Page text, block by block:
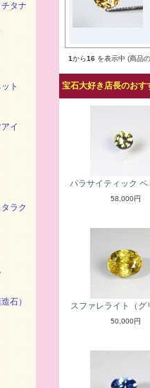
1から16 を表示中 (商品
宝石大好き店長のおす
パラサイティック ペ
58,000円
スファレライト（グ
50,000円
タナ
ト
イ
ラク
石）